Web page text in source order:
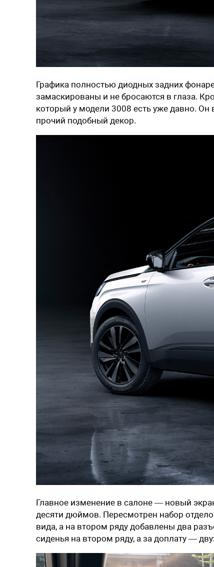
Графика полностью диодных задних
замаскированы и не бросаются в глаза.
который у модели 3008 есть уже давно.
прочий подобный декор.
Главное изменение в салоне — новый
десяти дюймов. Пересмотрен набор
вида, а на втором ряду добавлены два
сиденья на втором ряду, а за доплату —